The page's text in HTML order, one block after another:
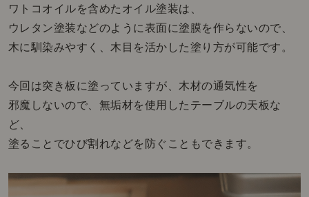
ワトコオイルを含めたオイル塗装は、
ウレタン塗装などのように表面に塗膜を作らないので、
木に馴染みやすく、木目を活かした塗り方が可能です。
今回は突き板に塗っていますが、木材の通気性を
邪魔しないので、無垢材を使用したテーブルの天板な
ど、
塗ることでひび割れなどを防ぐこともできます。